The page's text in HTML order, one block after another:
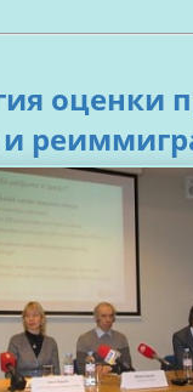
оценки